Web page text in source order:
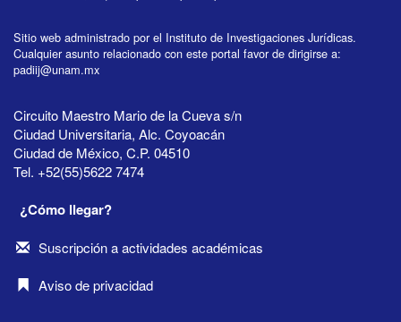
Sitio web administrado por el Instituto de Investigaciones Jurídicas.
Cualquier asunto relacionado con este portal favor de dirigirse a:
padiij@unam.mx
Circuito Maestro Mario de la Cueva s/n
Ciudad Universitaria, Alc. Coyoacán
Ciudad de México, C.P. 04510
Tel. +52(55)5622 7474
¿Cómo llegar?
Suscripción a actividades académicas
Aviso de privacidad